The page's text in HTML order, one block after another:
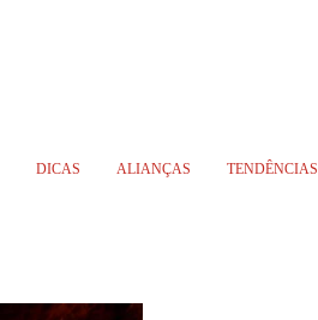
DICAS ALIANÇAS TENDÊNCIAS